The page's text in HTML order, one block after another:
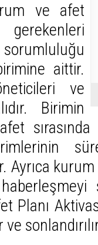
ve afet
aittir.
ve
Birimin
Ayrıca
Planı
ve